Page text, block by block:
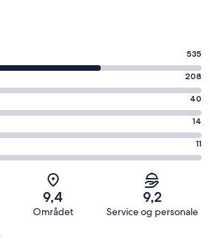
535
208
40
14
11
9,4
Området
9,2
Service og personale